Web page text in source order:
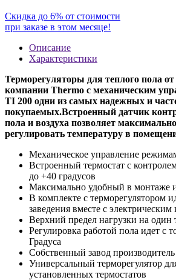
Скидка до 6% от стоимости
при заказе в этом месяце!
Описание
Характеристики
Терморегуляторы для теплого пола
компании Thermo с механическим
TI 200 одни из самых надежных и
покупаемых.Встроенный датчик
пола и воздуха позволяет
регулировать температуру в
Механическое управление
Встроенный термостат с
до +40 градусов
Максимально удобный в монтаже
В комплекте с терморегулятором
заведения вместе с электрическим
Верхний предел нагрузки на один
Регулировка работой пола идет с
Градуса
Собственный завод
Универсальный терморегулятор
установленных термостатов